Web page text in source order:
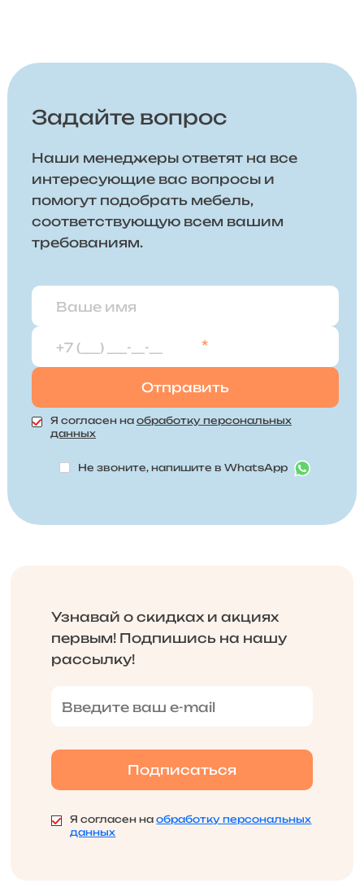
Задайте вопрос
Наши менеджеры ответят на все
интересующие вас вопросы и
помогут подобрать мебель,
соответствующую всем вашим
требованиям.
*
Я согласен на обработку персональных
данных
Не звоните, напишите в WhatsApp
Узнавай о скидках и акциях
первым! Подпишись на нашу
рассылку!
Я согласен наобработку персональных
данных